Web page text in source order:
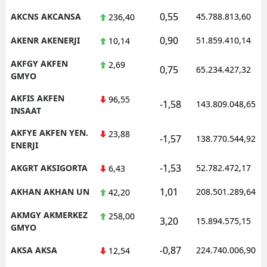
Malatya
Manisa
Kahramanmaraş
Muş
Nevşehir
Niğde
AKCNS AKCANSA 236,40 0,55 45.788.813,60
AKENR AKENERJI 10,14 0,90 51.859.410,14
AKFGY AKFEN
GMYO
2,69 0,75 65.234.427,32
AKFIS AKFEN
INSAAT
96,55 -1,58 143.809.048,65
AKFYE AKFEN YEN.
ENERJI
23,88 -1,57 138.770.544,92
AKGRT AKSIGORTA 6,43 -1,53 52.782.472,17
AKHAN AKHAN UN 42,20 1,01 208.501.289,64
AKMGY AKMERKEZ
GMYO
258,00 3,20 15.894.575,15
AKSA AKSA 12,54 -0,87 224.740.006,90